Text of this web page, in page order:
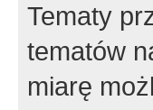
Tematy
tematów
miarę